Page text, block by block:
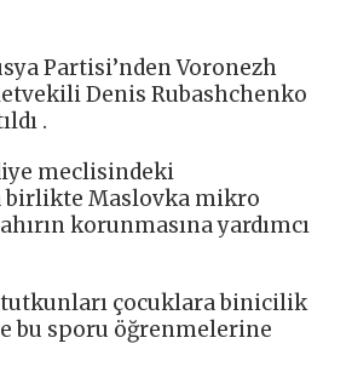
Partisi’nden Voronezh
Denis Rubashchenko
.
meclisindeki
birlikte Maslovka mikro
korunmasına yardımcı
çocuklara binicilik
bu sporu öğrenmelerine